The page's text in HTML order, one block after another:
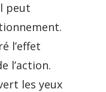
peut
l’effet
l’action.
les yeux